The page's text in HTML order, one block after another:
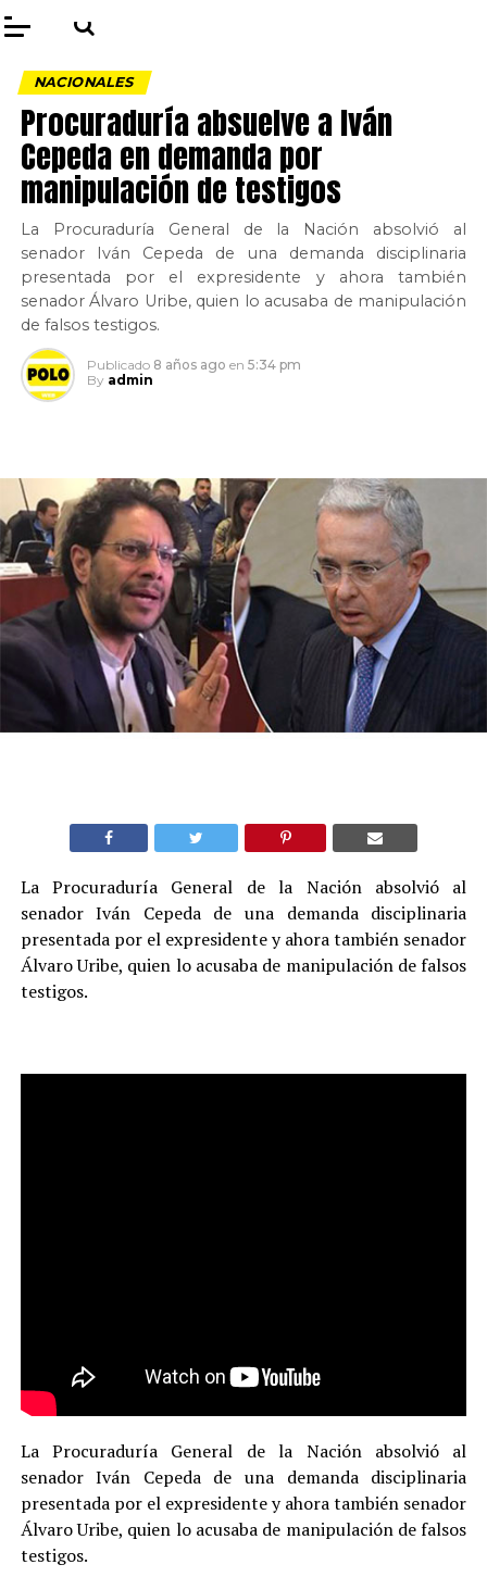
NACIONALES
Procuraduría absuelve a Iván
Cepeda en demanda por
manipulación de testigos
La Procuraduría General de la Nación absolvió al
senador Iván Cepeda de una demanda disciplinaria
presentada por el expresidente y ahora también
senador Álvaro Uribe, quien lo acusaba de manipulación
de falsos testigos.
Publicado 8 años ago en 5:34 pm
By admin
La Procuraduría General de la Nación absolvió al
senador Iván Cepeda de una demanda disciplinaria
presentada por el expresidente y ahora también senador
Álvaro Uribe, quien lo acusaba de manipulación de falsos
testigos.
La Procuraduría General de la Nación absolvió al
senador Iván Cepeda de una demanda disciplinaria
presentada por el expresidente y ahora también senador
Álvaro Uribe, quien lo acusaba de manipulación de falsos
testigos.